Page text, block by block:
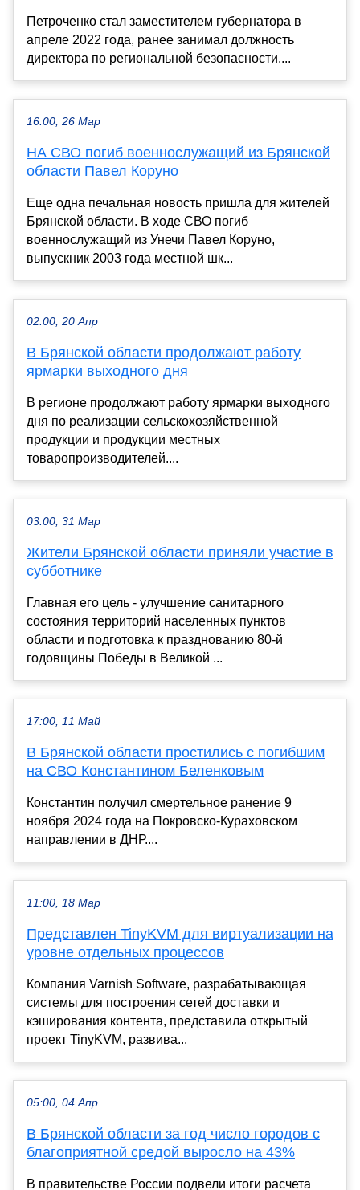
Петроченко стал заместителем губернатора в
апреле 2022 года, ранее занимал должность
директора по региональной безопасности....
16:00, 26 Мар
НА СВО погиб военнослужащий из Брянской
области Павел Коруно
Еще одна печальная новость пришла для жителей
Брянской области. В ходе СВО погиб
военнослужащий из Унечи Павел Коруно,
выпускник 2003 года местной шк...
02:00, 20 Апр
В Брянской области продолжают работу
ярмарки выходного дня
В регионе продолжают работу ярмарки выходного
дня по реализации сельскохозяйственной
продукции и продукции местных
товаропроизводителей....
03:00, 31 Мар
Жители Брянской области приняли участие в
субботнике
Главная его цель - улучшение санитарного
состояния территорий населенных пунктов
области и подготовка к празднованию 80-й
годовщины Победы в Великой ...
17:00, 11 Май
В Брянской области простились с погибшим
на СВО Константином Беленковым
Константин получил смертельное ранение 9
ноября 2024 года на Покровско-Кураховском
направлении в ДНР....
11:00, 18 Мар
Представлен TinyKVM для виртуализации на
уровне отдельных процессов
Компания Varnish Software, разрабатывающая
системы для построения сетей доставки и
кэширования контента, представила открытый
проект TinyKVM, развива...
05:00, 04 Апр
В Брянской области за год число городов с
благоприятной средой выросло на 43%
В правительстве России подвели итоги расчета